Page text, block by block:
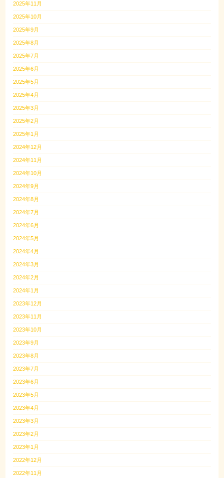
2025年11月
2025年10月
2025年9月
2025年8月
2025年7月
2025年6月
2025年5月
2025年4月
2025年3月
2025年2月
2025年1月
2024年12月
2024年11月
2024年10月
2024年9月
2024年8月
2024年7月
2024年6月
2024年5月
2024年4月
2024年3月
2024年2月
2024年1月
2023年12月
2023年11月
2023年10月
2023年9月
2023年8月
2023年7月
2023年6月
2023年5月
2023年4月
2023年3月
2023年2月
2023年1月
2022年12月
2022年11月